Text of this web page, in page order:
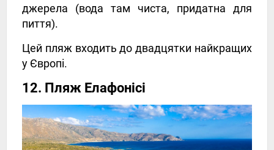
джерела (вода там чиста, придатна для
пиття).
Цей пляж входить до двадцятки найкращих
у Європі.
12. Пляж Елафонісі